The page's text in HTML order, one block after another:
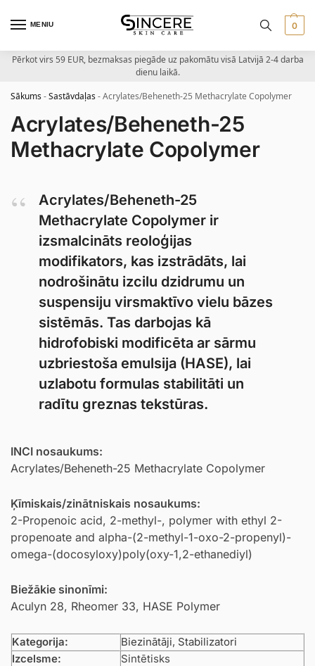
MENIU 0
Pērkot virs 59 EUR, bezmaksas piegāde uz pakomātu visā Latvijā 2-4 darba
dienu laikā.
Sākums-Sastāvdaļas-Acrylates/Beheneth-25 Methacrylate Copolymer
Acrylates/Beheneth-25
Methacrylate Copolymer
Acrylates/Beheneth-25
Methacrylate Copolymer ir
izsmalcināts reoloģijas
modifikators, kas izstrādāts, lai
nodrošinātu izcilu dzidrumu un
suspensiju virsmaktīvo vielu bāzes
sistēmās. Tas darbojas kā
hidrofobiski modificēta ar sārmu
uzbriestoša emulsija (HASE), lai
uzlabotu formulas stabilitāti un
radītu greznas tekstūras.
INCI nosaukums:
Acrylates/Beheneth-25 Methacrylate Copolymer
Ķīmiskais/zinātniskais nosaukums:
2-Propenoic acid, 2-methyl-, polymer with ethyl 2-
propenoate and alpha-(2-methyl-1-oxo-2-propenyl)-
omega-(docosyloxy)poly(oxy-1,2-ethanediyl)
Biežākie sinonīmi:
Aculyn 28, Rheomer 33, HASE Polymer
Kategorija: Biezinātāji, Stabilizatori
Izcelsme:
Sintētisks